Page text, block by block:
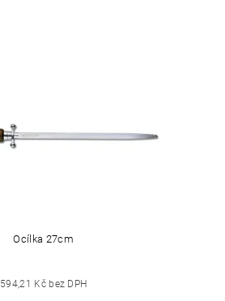
Ocílka 27cm
594,21 Kč bez DPH